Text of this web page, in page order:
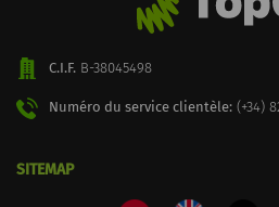
C.I.F. B-38045498
Numéro du service clientèle: (+34)
SITEMAP